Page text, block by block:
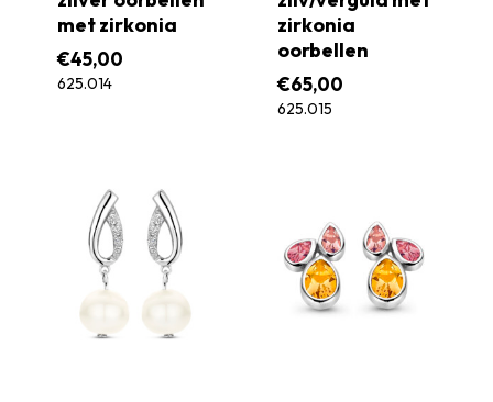
met zirkonia
€45,00
625.014
zirkonia
oorbellen
€65,00
625.015